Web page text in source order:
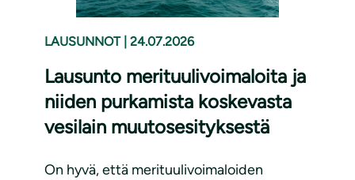
LAUSUNNOT 24.07.2026
Lausunto merituulivoimaloita ja
niiden purkamista koskevasta
vesilain muutosesityksestä
On hyvä, että merituulivoimaloiden